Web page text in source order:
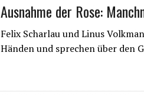
Ausnahme der Rose:
Felix Scharlau und Linus
Händen und sprechen über den